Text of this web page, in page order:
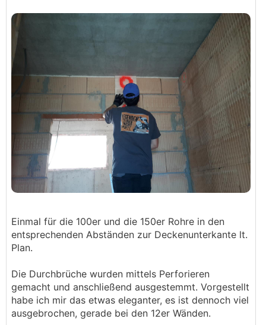
Einmal für die 100er und die 150er Rohre in den
entsprechenden Abständen zur Deckenunterkante lt.
Plan.
Die Durchbrüche wurden mittels Perforieren
gemacht und anschließend ausgestemmt. Vorgestellt
habe ich mir das etwas eleganter, es ist dennoch viel
ausgebrochen, gerade bei den 12er Wänden.